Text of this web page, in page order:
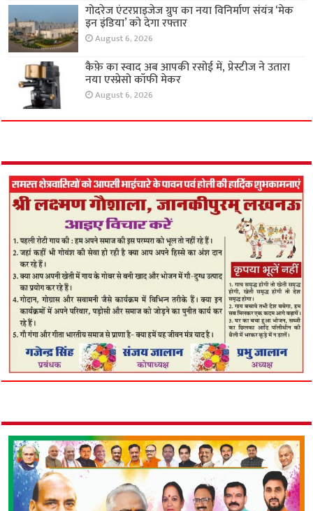
गोदरेज एंटरप्राइजेज ग्रुप का नया विनिर्माण संयंत्र ‘मेक
इन इंडिया’ को देगा रफ्तार
August 6, 2026
कैफ़े का स्वाद अब आपकी रसोई में, प्रेस्टीज ने उतारा
नया एस्प्रेसो कॉफी मेकर
August 6, 2026